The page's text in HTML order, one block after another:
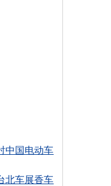
中国电动车
北车展香车